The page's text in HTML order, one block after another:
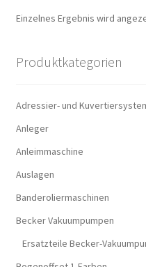
Einzelnes Ergebnis wird
Produktkategorien
Adressier- und
Anleger
Anleimmaschine
Auslagen
Banderoliermaschinen
Becker Vakuumpumpen
Ersatzteile Becker-